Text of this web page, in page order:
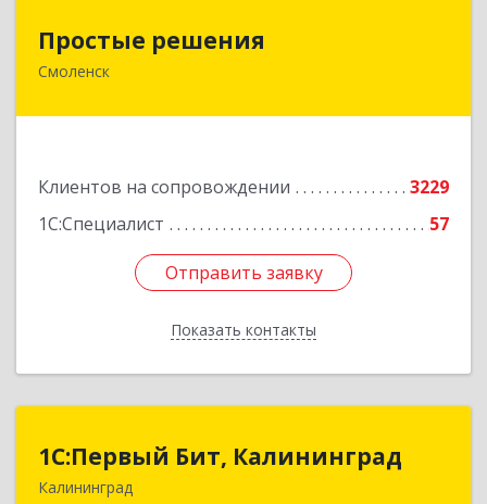
Простые решения
Смоленск
Клиентов на сопровождении
3229
1С:Специалист
57
Отправить заявку
Показать контакты
214015, Смоленская обл, Смоленск г, Большая
Отправить заявку
Назад
1С:Первый Бит, Калининград
Калининград
1С:Первый Бит, Калининград
236006, Калининградская обл, Калининград г,